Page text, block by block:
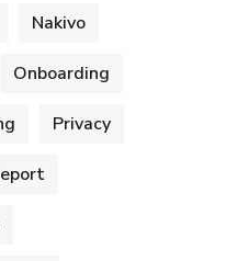
Nakivo
Onboarding
Privacy